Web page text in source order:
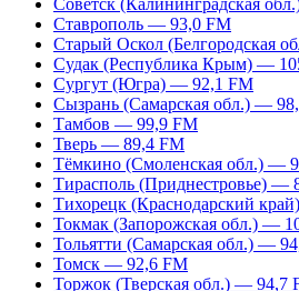
Советск (Калининградская
Ставрополь — 93,0 FM
Старый Оскол (Белгородская
Судак (Республика Крым) —
Сургут (Югра) — 92,1 FM
Сызрань (Самарская обл.) —
Тамбов — 99,9 FM
Тверь — 89,4 FM
Тёмкино (Смоленская обл.) —
Тирасполь (Приднестровье) —
Тихорецк (Краснодарский
Токмак (Запорожская обл.) —
Тольятти (Самарская обл.) —
Томск — 92,6 FM
Торжок (Тверская обл.) — 94,7